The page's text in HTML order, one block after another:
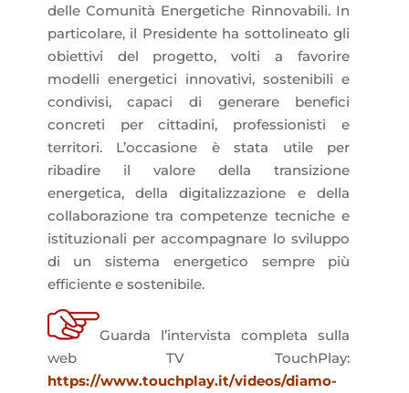
delle Comunità Energetiche Rinnovabili. In
particolare, il Presidente ha sottolineato gli
obiettivi del progetto, volti a favorire
modelli energetici innovativi, sostenibili e
condivisi, capaci di generare benefici
concreti per cittadini, professionisti e
territori. L’occasione è stata utile per
ribadire il valore della transizione
energetica, della digitalizzazione e della
collaborazione tra competenze tecniche e
istituzionali per accompagnare lo sviluppo
di un sistema energetico sempre più
efficiente e sostenibile.
Guarda l’intervista completa sulla
web TV TouchPlay:
https://www.touchplay.it/videos/diamo-